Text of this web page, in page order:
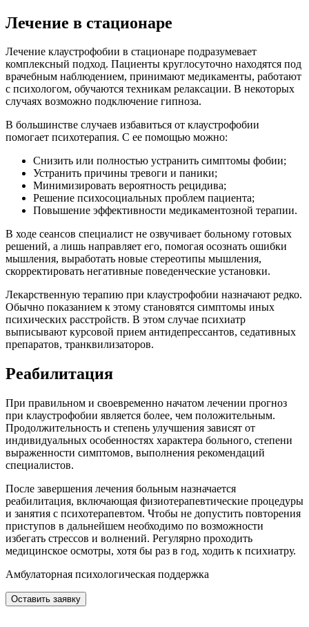
Лечение в стационаре
Лечение клаустрофобии в стационаре подразумевает
комплексный подход. Пациенты круглосуточно находятся под
врачебным наблюдением, принимают медикаменты, работают
с психологом, обучаются техникам релаксации. В некоторых
случаях возможно подключение гипноза.
В большинстве случаев избавиться от клаустрофобии
помогает психотерапия. С ее помощью можно:
Снизить или полностью устранить симптомы фобии;
Устранить причины тревоги и паники;
Минимизировать вероятность рецидива;
Решение психосоциальных проблем пациента;
Повышение эффективности медикаментозной терапии.
В ходе сеансов специалист не озвучивает больному готовых
решений, а лишь направляет его, помогая осознать ошибки
мышления, выработать новые стереотипы мышления,
скорректировать негативные поведенческие установки.
Лекарственную терапию при клаустрофобии назначают редко.
Обычно показанием к этому становятся симптомы иных
психических расстройств. В этом случае психиатр
выписывают курсовой прием антидепрессантов, седативных
препаратов, транквилизаторов.
Реабилитация
При правильном и своевременно начатом лечении прогноз
при клаустрофобии является более, чем положительным.
Продолжительность и степень улучшения зависят от
индивидуальных особенностях характера больного, степени
выраженности симптомов, выполнения рекомендаций
специалистов.
После завершения лечения больным назначается
реабилитация, включающая физиотерапевтические процедуры
и занятия с психотерапевтом. Чтобы не допустить повторения
приступов в дальнейшем необходимо по возможности
избегать стрессов и волнений. Регулярно проходить
медицинское осмотры, хотя бы раз в год, ходить к психиатру.
Амбулаторная психологическая поддержка
Оставить заявку